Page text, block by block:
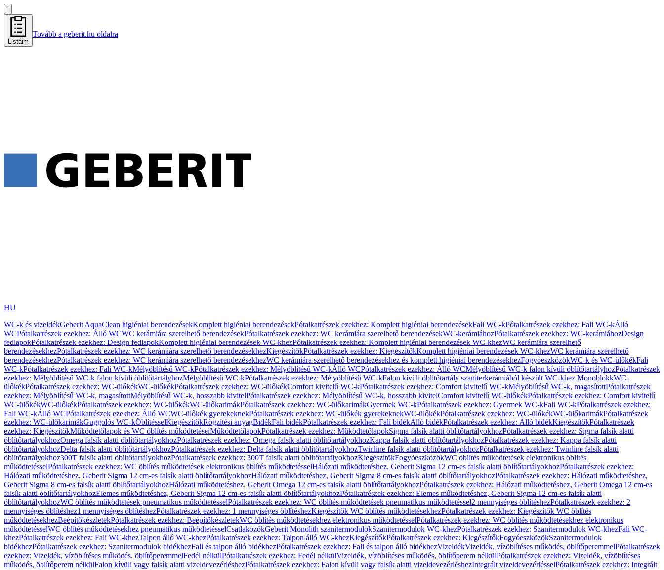
Listáim
Tovább a geberit.hu oldalra
HU
WC-k és vizeldékGeberit AquaClean higiéniai berendezésekKomplett higiéniai berendezésekPótalkatrészek ezekhez: Komplett higiéniai berendezésekFali WC-kPótalkatrészek ezekhez: Fali WC-kÁlló
WCPótalkatrészek ezekhez: Álló WCWC kerámiára szerelhető berendezésekPótalkatrészek ezekhez: WC kerámiára szerelhető berendezésekWC-kerámiáhozPótalkatrészek ezekhez: WC-kerámiáhozDesign
fedlapokPótalkatrészek ezekhez: Design fedlapokKomplett higiéniai berendezések WC-khezPótalkatrészek ezekhez: Komplett higiéniai berendezések WC-khezWC kerámiára szerelhető
berendezésekhezPótalkatrészek ezekhez: WC kerámiára szerelhető berendezésekhezKiegészítőkPótalkatrészek ezekhez: KiegészítőkKomplett higiéniai berendezések WC-khezWC kerámiára szerelhető
berendezésekhezPótalkatrészek ezekhez: WC kerámiára szerelhető berendezésekhezWC kerámiára szerelhető berendezésekhez és komplett higiéniai berendezésekhezFogyóeszközökWC-k és WC-ülőkékFali
WC-kPótalkatrészek ezekhez: Fali WC-kMélyöblítésű WC-kPótalkatrészek ezekhez: Mélyöblítésű WC-kÁlló WCPótalkatrészek ezekhez: Álló WCMélyöblítésű WC-k falon kívüli öblítőtartályhozPótalkatrészek
ezekhez: Mélyöblítésű WC-k falon kívüli öblítőtartályhozMélyöblítésű WC-kPótalkatrészek ezekhez: Mélyöblítésű WC-kFalon kívüli öblítőtartály szaniterkerámiából készült WC-khez.MonoblokkWC-
ülőkékPótalkatrészek ezekhez: WC-ülőkékWC-ülőkékPótalkatrészek ezekhez: WC-ülőkékComfort kivitelű WC-kPótalkatrészek ezekhez: Comfort kivitelű WC-kMélyöblítésű WC-k, magasítottPótalkatrészek
ezekhez: Mélyöblítésű WC-k, magasítottMélyöblítésű WC-k, hosszabb kivitelPótalkatrészek ezekhez: Mélyöblítésű WC-k, hosszabb kivitelComfort kivitelű WC-ülőkékPótalkatrészek ezekhez: Comfort kivitelű
WC-ülőkékWC-ülőkékPótalkatrészek ezekhez: WC-ülőkékWC-ülőkarimákPótalkatrészek ezekhez: WC-ülőkarimákGyermek WC-kPótalkatrészek ezekhez: Gyermek WC-kFali WC-kPótalkatrészek ezekhez:
Fali WC-kÁlló WCPótalkatrészek ezekhez: Álló WCWC-ülőkék gyerekeknekPótalkatrészek ezekhez: WC-ülőkék gyerekeknekWC-ülőkékPótalkatrészek ezekhez: WC-ülőkékWC-ülőkarimákPótalkatrészek
ezekhez: WC-ülőkarimákGuggolós WC-kÖblítésselKiegészítőkRögzítési anyagBidékFali bidékPótalkatrészek ezekhez: Fali bidékÁlló bidékPótalkatrészek ezekhez: Álló bidékKiegészítőkPótalkatrészek
ezekhez: KiegészítőkMűködtetőlapok és WC öblítés működtetéseiMűködtetőlapokPótalkatrészek ezekhez: MűködtetőlapokSigma falsík alatti öblítőtartályokhozPótalkatrészek ezekhez: Sigma falsík alatti
öblítőtartályokhozOmega falsík alatti öblítőtartályokhozPótalkatrészek ezekhez: Omega falsík alatti öblítőtartályokhozKappa falsík alatti öblítőtartályokhozPótalkatrészek ezekhez: Kappa falsík alatti
öblítőtartályokhozDelta falsík alatti öblítőtartályokhozPótalkatrészek ezekhez: Delta falsík alatti öblítőtartályokhozTwinline falsík alatti öblítőtartályokhozPótalkatrészek ezekhez: Twinline falsík alatti
öblítőtartályokhoz300T falsík alatti öblítőtartályokhozPótalkatrészek ezekhez: 300T falsík alatti öblítőtartályokhozKiegészítőkFogyóeszközökWC öblítés működtetések elektronikus öblítés
működtetésselPótalkatrészek ezekhez: WC öblítés működtetések elektronikus öblítés működtetésselHálózati működtetéshez, Geberit Sigma 12 cm-es falsík alatti öblítőtartályokhozPótalkatrészek ezekhez:
Hálózati működtetéshez, Geberit Sigma 12 cm-es falsík alatti öblítőtartályokhozHálózati működtetéshez, Geberit Sigma 8 cm-es falsík alatti öblítőtartályokhozPótalkatrészek ezekhez: Hálózati működtetéshez,
Geberit Sigma 8 cm-es falsík alatti öblítőtartályokhozHálózati működtetéshez, Geberit Omega 12 cm-es falsík alatti öblítőtartályokhozPótalkatrészek ezekhez: Hálózati működtetéshez, Geberit Omega 12 cm-es
falsík alatti öblítőtartályokhozElemes működtetéshez, Geberit Sigma 12 cm-es falsík alatti öblítőtartályokhozPótalkatrészek ezekhez: Elemes működtetéshez, Geberit Sigma 12 cm-es falsík alatti
öblítőtartályokhozWC öblítés működtetések pneumatikus működtetésselPótalkatrészek ezekhez: WC öblítés működtetések pneumatikus működtetéssel2 mennyiséges öblítéshezPótalkatrészek ezekhez: 2
mennyiséges öblítéshez1 mennyiséges öblítéshezPótalkatrészek ezekhez: 1 mennyiséges öblítéshezKiegészítők WC öblítés működtetésekhezPótalkatrészek ezekhez: Kiegészítők WC öblítés
működtetésekhezBeépítőkészletekPótalkatrészek ezekhez: BeépítőkészletekWC öblítés működtetésekhez elektronikus működtetésselPótalkatrészek ezekhez: WC öblítés működtetésekhez elektronikus
működtetésselWC öblítés működtetésekhez pneumatikus működtetésselCsatlakozókGeberit Monolith szanitermodulokSzanitermodulok WC-khezPótalkatrészek ezekhez: Szanitermodulok WC-khezFali WC-
khezPótalkatrészek ezekhez: Fali WC-khezTalpon álló WC-khezPótalkatrészek ezekhez: Talpon álló WC-khezKiegészítőkPótalkatrészek ezekhez: KiegészítőkFogyóeszközökSzanitermodulok
bidékhezPótalkatrészek ezekhez: Szanitermodulok bidékhezFali és talpon álló bidékhezPótalkatrészek ezekhez: Fali és talpon álló bidékhezVizeldékVizeldék, vízöblítéses működés, öblítőperemmelPótalkatrészek
ezekhez: Vizeldék, vízöblítéses működés, öblítőperemmelFedél nélkülPótalkatrészek ezekhez: Fedél nélkülVizeldék, vízöblítéses működés, öblítőperem nélkülPótalkatrészek ezekhez: Vizeldék, vízöblítéses
működés, öblítőperem nélkülFalon kívüli vagy falsík alatti vizeldevezérléshezPótalkatrészek ezekhez: Falon kívüli vagy falsík alatti vizeldevezérléshezIntegrált vizeldevezérlésselPótalkatrészek ezekhez: Integrált